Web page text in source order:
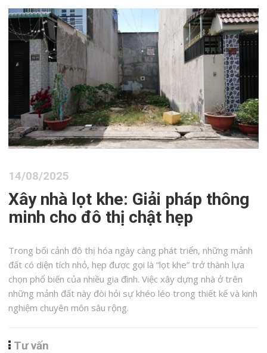
14/08/2025
Xây nhà lọt khe: Giải pháp thông
minh cho đô thị chật hẹp
Trong bối cảnh đô thị hóa ngày càng phát triển, những mảnh
đất có diện tích nhỏ, hẹp được gọi là “lọt khe” trở thành lựa
chọn phổ biến của nhiều gia đình. Việc xây dựng nhà ở trên
những mảnh đất này đòi hỏi sự khéo léo trong thiết kế và kinh
nghiệm chuyên môn sâu rộng.
Tư vấn